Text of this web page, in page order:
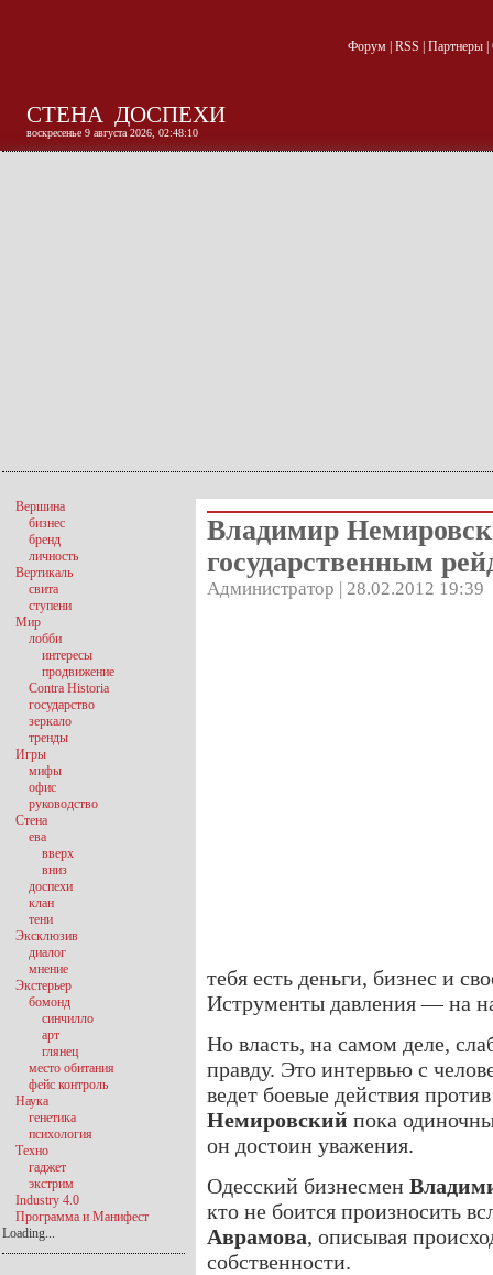
Форум| RSS Партнеры|
СТЕНА ДОСПЕХИ
воскресенье 9 августа 2026, 02:48:11
Владимир
государственным
Администратор | 28.02.2012 19:39
тебя есть деньги, бизнес и
Иструменты давления — на
Но власть, на самом деле,
правду. Это интервью с
ведет боевые действия
Немировский пока
он достоин уважения.
Одесский бизнесмен
кто не боится произносить
Аврамова, описывая
собственности.
Вершина
бизнес
бренд
личность
Вертикаль
свита
ступени
Мир
лобби
интересы
продвижение
Contra Historia
государство
зеркало
тренды
Игры
мифы
офис
руководство
Стена
ева
вверх
вниз
доспехи
клан
тени
Эксклюзив
диалог
мнение
Экстерьер
бомонд
синчилло
арт
глянец
место обитания
фейс контроль
Наука
генетика
психология
Техно
гаджет
экстрим
Industry 4.0
Программа и Манифест
Loading...